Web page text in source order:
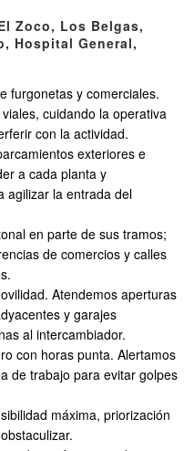
Zoco, Los Belgas,
Hospital General,
furgonetas y comerciales.
cuidando la operativa
con la actividad.
exteriores e
a cada planta y
agilizar la entrada del
en parte de sus tramos;
de comercios y calles
Atendemos aperturas
y garajes
al intercambiador.
con horas punta. Alertamos
de trabajo para evitar golpes
máxima, priorización